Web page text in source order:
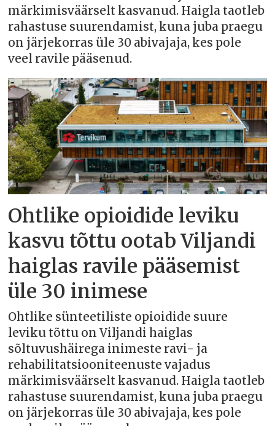
märkimisväärselt kasvanud. Haigla taotleb
rahastuse suurendamist, kuna juba praegu
on järjekorras üle 30 abivajaja, kes pole
veel ravile pääsenud.
Ohtlike opioidide leviku
kasvu tõttu ootab Viljandi
haiglas ravile pääsemist
üle 30 inimese
Ohtlike sünteetiliste opioidide suure
leviku tõttu on Viljandi haiglas
sõltuvushäirega inimeste ravi- ja
rehabilitatsiooniteenuste vajadus
märkimisväärselt kasvanud. Haigla taotleb
rahastuse suurendamist, kuna juba praegu
on järjekorras üle 30 abivajaja, kes pole